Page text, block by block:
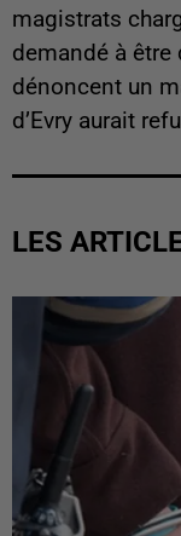
magistrats
demandé à
dénoncent un
d’Evry aurait
LES